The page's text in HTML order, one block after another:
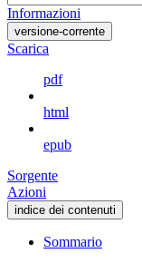
Informazioni
versione-corrente
Scarica
pdf
html
epub
Sorgente
Azioni
indice dei contenuti
Sommario